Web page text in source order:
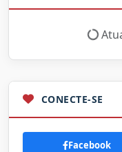
CONECTE-SE
Facebook